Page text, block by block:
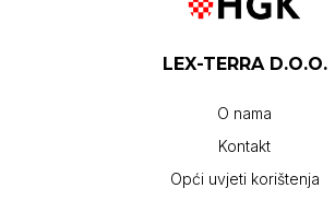
LEX-TERRA D.O.O.
O nama
Kontakt
Opći uvjeti korištenja